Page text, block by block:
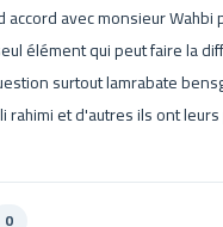
accord avec monsieur
élément qui peut faire la
surtout lamrabate
rahimi et d'autres ils ont
0